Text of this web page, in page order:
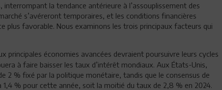
la tendance antérieure à l’assouplissement des
s’avéreront temporaires, et les conditions financières
plus favorable. Nous examinons les trois principaux facteurs qui
principales économies avancées devraient poursuivre leurs cycles
à faire baisser les taux d’intérêt mondiaux. Aux États-Unis,
2 % fixé par la politique monétaire, tandis que le consensus de
1,4 % pour cette année, soit la moitié du taux de 2,8 % en 2024.